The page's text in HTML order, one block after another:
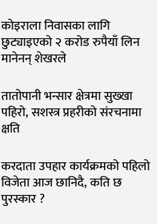
कोइराला निवासका लागि
छुट्याइएको २ करोड रुपैयाँ लिन
मानेनन् शेखरले
तातोपानी भन्सार क्षेत्रमा सुख्खा
पहिरो, सशस्त्र प्रहरीको संरचनामा
क्षति
करदाता उपहार कार्यक्रमको पहिलो
विजेता आज छानिदै, कति छ
पुरस्कार ?